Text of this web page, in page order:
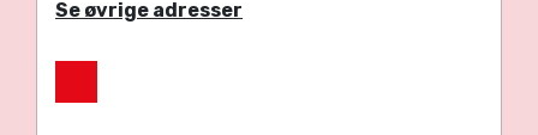
Se øvrige adresser